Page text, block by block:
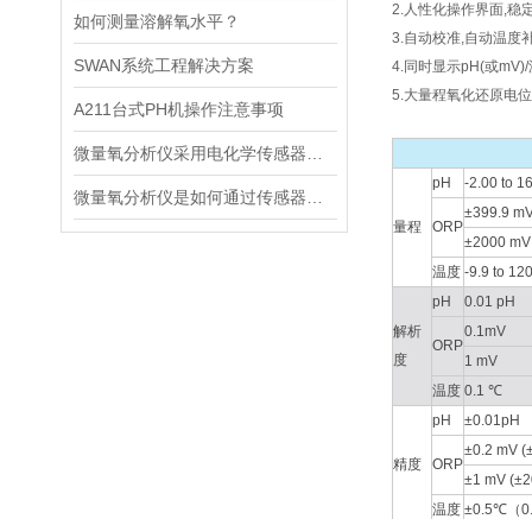
如何测量溶解氧水平？
SWAN系统工程解决方案
A211台式PH机操作注意事项
2.人性化操作界面,稳
3.自动校准,自动温度
4.同时显示pH(或mV)/
5.大量程氧化还原电
量程
pH -2.00 to
ORP
±399.9
±2000 mV
温度 -9.9 to
解析
度
pH 0.01 pH
ORP
0.1mV
1 mV
温度 0.1 ℃
精度
pH ±0.01pH
ORP
±0.2 mV
±1 mV
温度 ±0.5℃（